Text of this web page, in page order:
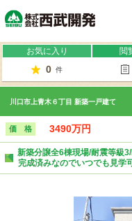
お気に入り
0 件
閲
川口市上青木６丁目 新築一戸建て
価 格 3490万円
新築分譲全6棟現場/耐震等級
完成済みなのでいつでも見学